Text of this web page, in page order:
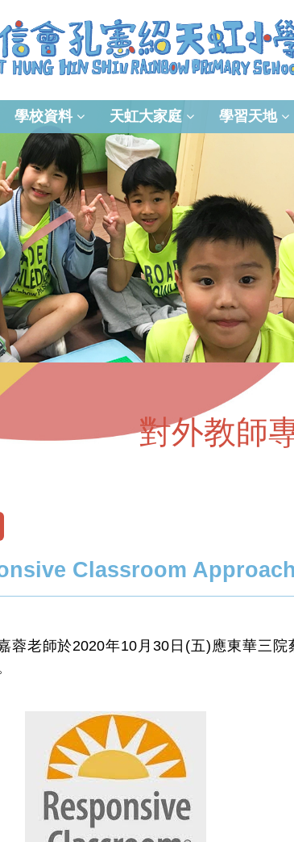
學校資料 天虹大家庭 學習天地
對外教師
Classroom
蓉老師於2020年10月30日(五)應東華三